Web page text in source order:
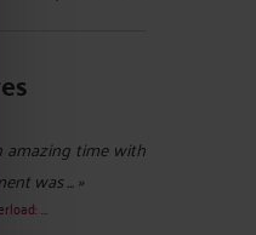
amazing time with
was ... »
...